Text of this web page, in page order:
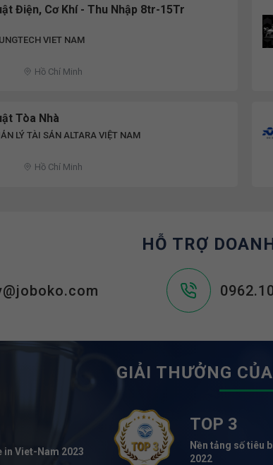
Điện, Cơ Khí - Thu Nhập 8tr-15Tr
VIET NAM
Hồ Chí Minh
Tòa Nhà
LÝ TÀI SẢN ALTARA VIỆT NAM
Hồ Chí Minh
HỖ TRỢ
GIẢI THƯỞNG
in Viet-Nam 2023
TOP 3
Nền tảng số tiêu
2022